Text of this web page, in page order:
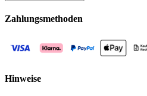
Zahlungsmethoden
Hinweise